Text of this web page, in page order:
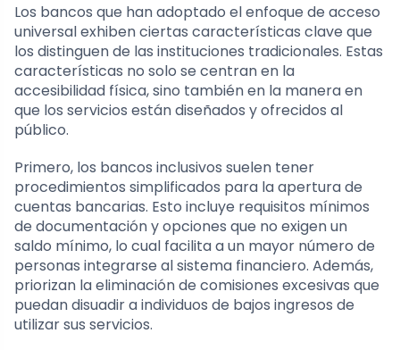
Los bancos que han adoptado el enfoque de acceso
universal exhiben ciertas características clave que
los distinguen de las instituciones tradicionales. Estas
características no solo se centran en la
accesibilidad física, sino también en la manera en
que los servicios están diseñados y ofrecidos al
público.
Primero, los bancos inclusivos suelen tener
procedimientos simplificados para la apertura de
cuentas bancarias. Esto incluye requisitos mínimos
de documentación y opciones que no exigen un
saldo mínimo, lo cual facilita a un mayor número de
personas integrarse al sistema financiero. Además,
priorizan la eliminación de comisiones excesivas que
puedan disuadir a individuos de bajos ingresos de
utilizar sus servicios.